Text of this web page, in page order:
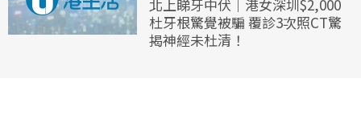
北上睇牙中伏｜港女深圳$2,000
杜牙根驚覺被騙 覆診3次照CT驚
揭神經未杜清！